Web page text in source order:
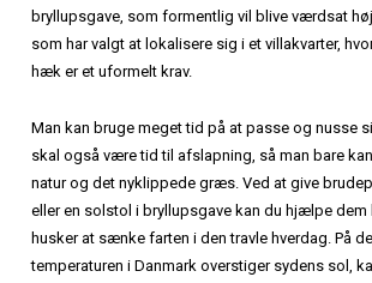
bryllupsgave, som formentlig vil blive værdsat
som har valgt at lokalisere sig i et villakvarter,
hæk er et uformelt krav.
Man kan bruge meget tid på at passe og nusse
skal også være tid til afslapning, så man bare
natur og det nyklippede græs. Ved at give
eller en solstol i bryllupsgave kan du hjælpe dem
husker at sænke farten i den travle hverdag. På
temperaturen i Danmark overstiger sydens sol,